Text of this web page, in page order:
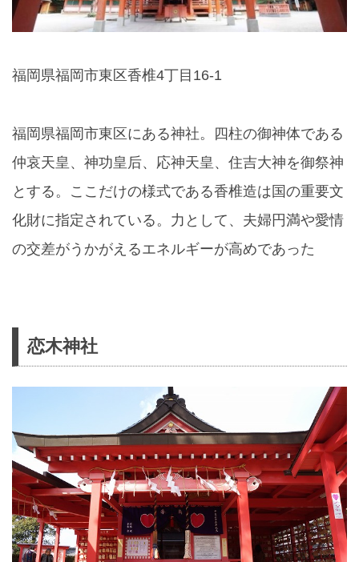
福岡県福岡市東区香椎4丁目16-1
福岡県福岡市東区にある神社。四柱の御神体である
仲哀天皇、神功皇后、応神天皇、住吉大神を御祭神
とする。ここだけの様式である香椎造は国の重要文
化財に指定されている。力として、夫婦円満や愛情
の交差がうかがえるエネルギーが高めであった
恋木神社